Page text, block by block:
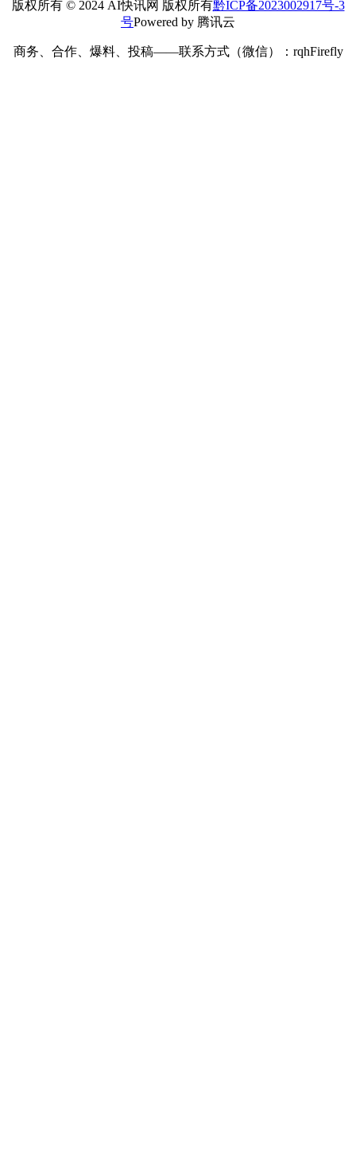
版权所有 © 2024 AI快讯网 版权所有黔ICP备2023002917号-3
号Powered by 腾讯云
商务、合作、爆料、投稿——联系方式（微信）：rqhFirefly